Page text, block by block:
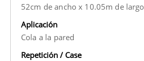
52cm de ancho x 10.05m de largo
Aplicación
Cola a la pared
Repetición / Case